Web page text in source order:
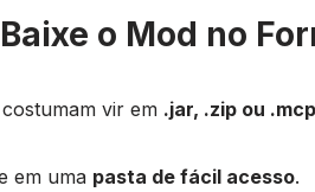
o Mod no
vir em .jar, .zip ou
em uma pasta de fácil acesso.